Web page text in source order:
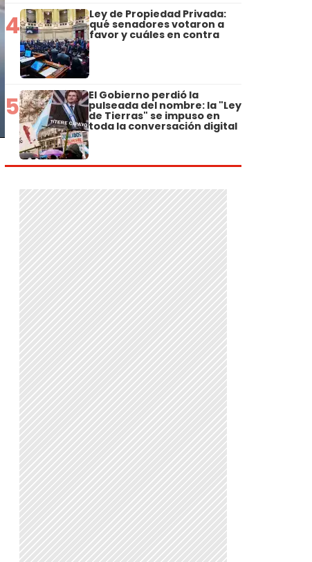
4 Ley de Propiedad Privada:
qué senadores votaron a
favor y cuáles en contra
5 El Gobierno perdió la
pulseada del nombre: la "Ley
de Tierras" se impuso en
toda la conversación digital